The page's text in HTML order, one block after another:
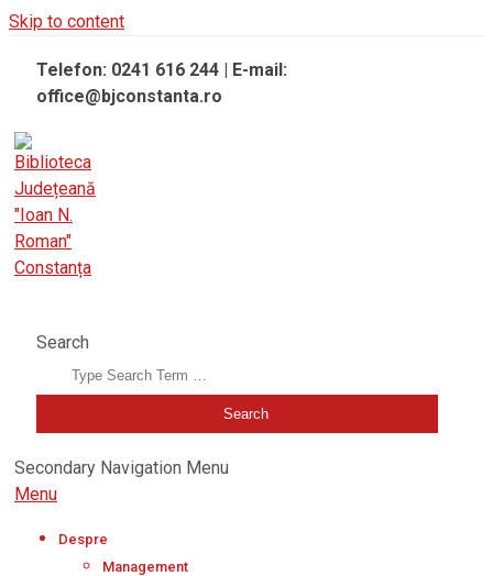
Skip to content
Telefon: 0241 616 244 | E-mail:
office@bjconstanta.ro
Search
Secondary Navigation Menu
Menu
Despre
Management